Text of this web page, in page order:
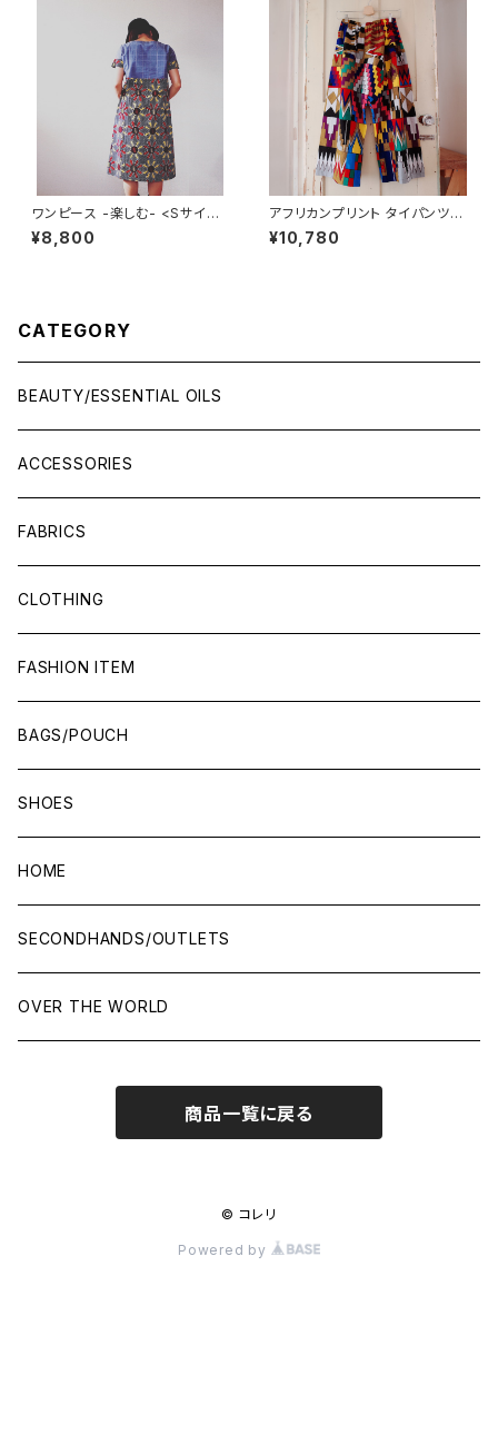
ワンピース -楽しむ- <Sサイズ
>
¥8,800
アフリカンプリント タイパンツ
dafa rafet
¥10,780
CATEGORY
BEAUTY/ESSENTIAL OILS
ACCESSORIES
FABRICS
CLOTHING
FASHION ITEM
BAGS/POUCH
SHOES
HOME
SECONDHANDS/OUTLETS
OVER THE WORLD
商品一覧に戻る
© コレリ
Powered by